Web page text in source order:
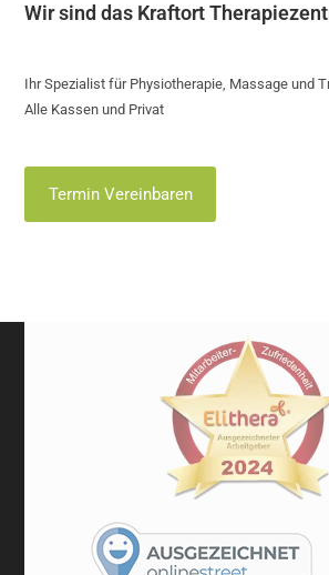
Wir sind das Kraftort
Ihr Spezialist für Physiotherapie, Massage und
Alle Kassen und Privat
Termin Vereinbaren